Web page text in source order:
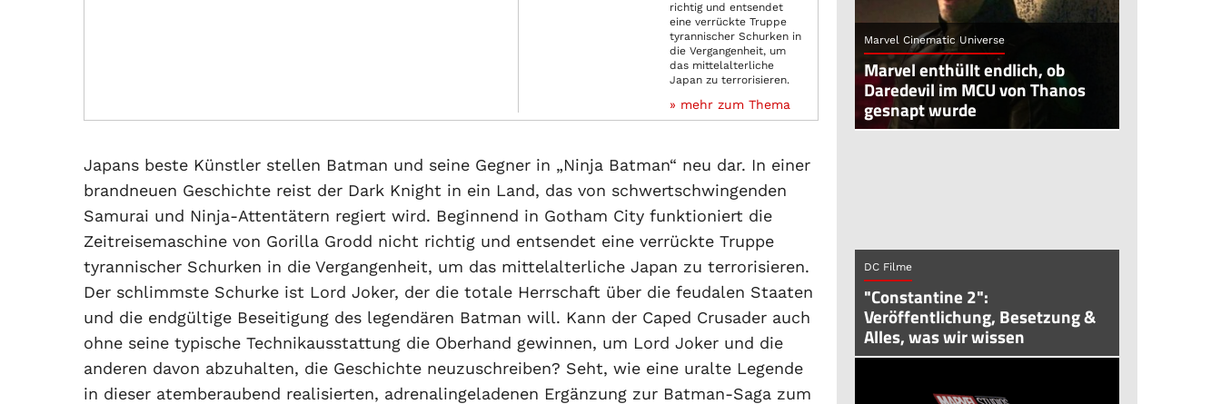
richtig und entsendet
eine verrückte Truppe
tyrannischer Schurken in
die Vergangenheit, um
das mittelalterliche
Japan zu terrorisieren.
» mehr zum Thema
Japans beste Künstler stellen Batman und seine Gegner in „Ninja Batman“ neu dar. In einer
brandneuen Geschichte reist der Dark Knight in ein Land, das von schwertschwingenden
Samurai und Ninja-Attentätern regiert wird. Beginnend in Gotham City funktioniert die
Zeitreisemaschine von Gorilla Grodd nicht richtig und entsendet eine verrückte Truppe
tyrannischer Schurken in die Vergangenheit, um das mittelalterliche Japan zu terrorisieren.
Der schlimmste Schurke ist Lord Joker, der die totale Herrschaft über die feudalen Staaten
und die endgültige Beseitigung des legendären Batman will. Kann der Caped Crusader auch
ohne seine typische Technikausstattung die Oberhand gewinnen, um Lord Joker und die
anderen davon abzuhalten, die Geschichte neuzuschreiben? Seht, wie eine uralte Legende
in dieser atemberaubend realisierten, adrenalingeladenen Ergänzung zur Batman-Saga zum
Marvel Cinematic Universe
Marvel enthüllt endlich, ob
Daredevil im MCU von Thanos
gesnapt wurde
DC Filme
"Constantine 2":
Veröffentlichung, Besetzung &
Alles, was wir wissen